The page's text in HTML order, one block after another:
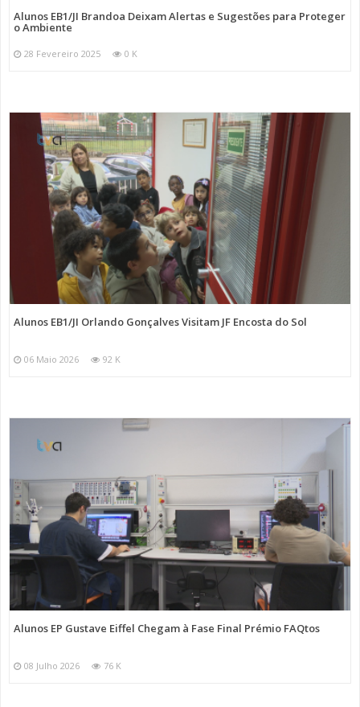
Alunos EB1/JI Brandoa Deixam Alertas e Sugestões para Proteger
o Ambiente
28 Fevereiro 2025 0 K
Alunos EB1/JI Orlando Gonçalves Visitam JF Encosta do Sol
06 Maio 2026 92 K
Alunos EP Gustave Eiffel Chegam à Fase Final Prémio FAQtos
08 Julho 2026 76 K